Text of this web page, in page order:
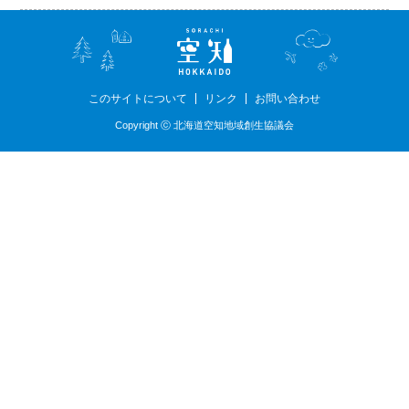
このサイトについて リンク お問い合わせ
Copyright ⓒ 北海道空知地域創生協議会